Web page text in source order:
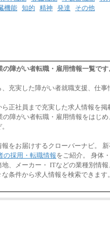
機能 知的 精神 発達 その他
障がい者転職・雇用情報一覧です
充実した障がい者就職支援、仕事
正社員まで充実した求人情報を掲
障がい者転職・雇用情報をはじめ
をお届けするクローバーナビ。
の採用・転職情報をご紹介。 身体
、メーカー・ ITなどの業種別情報
条件から求人情報を検索できます